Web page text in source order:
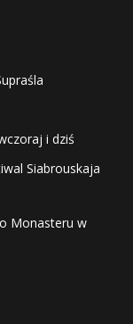
i dziś
Siabrouskaja
Monasteru w